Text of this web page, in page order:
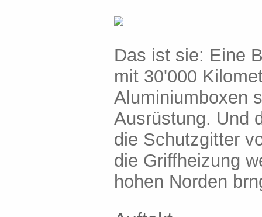
Das ist sie: Eine
mit 30'000
Aluminiumboxen
Ausrüstung. Und
die Schutzgitter
die Griffheizung
hohen Norden